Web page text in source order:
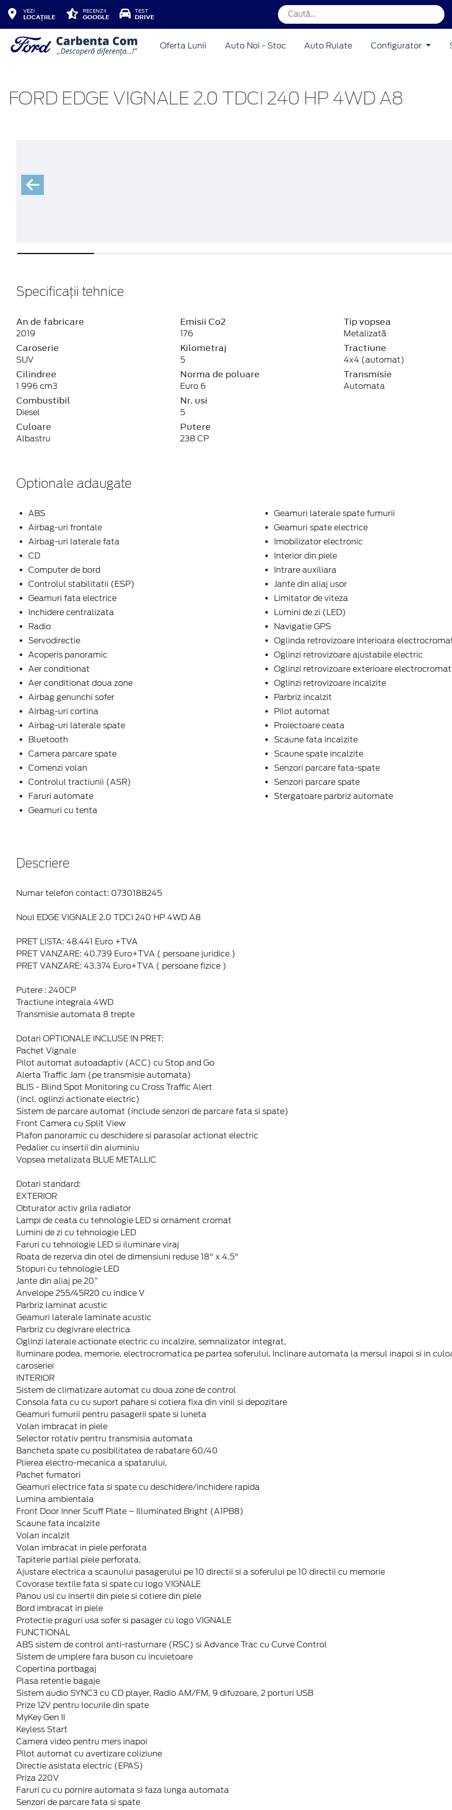
VEZI
LOCAȚIILE
RECENZII
GOOGLE
TEST
DRIVE
Oferta Lunii Auto Noi - Stoc Auto Rulate Configurator
FORD EDGE VIGNALE 2.0 TDCI 240 HP 4WD A8
Specificații tehnice
An de fabricare
2019
Caroserie
SUV
Cilindree
1 996 cm3
Combustibil
Diesel
Culoare
Albastru
Emisii Co2
176
Kilometraj
5
Norma de poluare
Euro 6
Nr. usi
5
Putere
238 CP
Tip vopsea
Metalizată
Tractiune
4x4 (automat)
Transmisie
Automata
Optionale adaugate
ABS
Airbag-uri frontale
Airbag-uri laterale fata
CD
Computer de bord
Controlul stabilitatii (ESP)
Geamuri fata electrice
Inchidere centralizata
Radio
Servodirectie
Acoperis panoramic
Aer conditionat
Aer conditionat doua zone
Airbag genunchi sofer
Airbag-uri cortina
Airbag-uri laterale spate
Bluetooth
Camera parcare spate
Comenzi volan
Controlul tractiunii (ASR)
Faruri automate
Geamuri cu tenta
Geamuri laterale spate fumurii
Geamuri spate electrice
Imobilizator electronic
Interior din piele
Intrare auxiliara
Jante din aliaj usor
Limitator de viteza
Lumini de zi (LED)
Navigatie GPS
Oglinda retrovizoare interioara
Oglinzi retrovizoare ajustabile electric
Oglinzi retrovizoare exterioare
Oglinzi retrovizoare incalzite
Parbriz incalzit
Pilot automat
Proiectoare ceata
Scaune fata incalzite
Scaune spate incalzite
Senzori parcare fata-spate
Senzori parcare spate
Stergatoare parbriz automate
Descriere
Numar telefon contact: 0730188245
Noul EDGE VIGNALE 2.0 TDCI 240 HP 4WD A8
PRET LISTA: 48.441 Euro +TVA
PRET VANZARE: 40.739 Euro+TVA ( persoane juridice )
PRET VANZARE: 43.374 Euro+TVA ( persoane fizice )
Putere : 240CP
Tractiune integrala 4WD
Transmisie automata 8 trepte
Dotari OPTIONALE INCLUSE IN PRET:
Pachet Vignale
Pilot automat autoadaptiv (ACC) cu Stop and Go
Alerta Traffic Jam (pe transmisie automata)
BLIS - Blind Spot Monitoring cu Cross Traffic Alert
(incl. oglinzi actionate electric)
Sistem de parcare automat (include senzori de parcare fata si spate)
Front Camera cu Split View
Plafon panoramic cu deschidere si parasolar actionat electric
Pedalier cu insertii din aluminiu
Vopsea metalizata BLUE METALLIC
Dotari standard:
EXTERIOR
Obturator activ grila radiator
Lampi de ceata cu tehnologie LED si ornament cromat
Lumini de zi cu tehnologie LED
Faruri cu tehnologie LED si iluminare viraj
Roata de rezerva din otel de dimensiuni reduse 18" x 4.5"
Stopuri cu tehnologie LED
Jante din aliaj pe 20”
Anvelope 255/45R20 cu indice V
Parbriz laminat acustic
Geamuri laterale laminate acustic
Parbriz cu degivrare electrica
Oglinzi laterale actionate electric cu incalzire, semnalizator integrat,
Iluminare podea, memorie, electrocromatica pe partea soferului, Inclinare automata la mersul inapoi si in
caroseriei
INTERIOR
Sistem de climatizare automat cu doua zone de control
Consola fata cu cu suport pahare si cotiera fixa din vinil si depozitare
Geamuri fumurii pentru pasagerii spate si luneta
Volan imbracat in piele
Selector rotativ pentru transmisia automata
Bancheta spate cu posibilitatea de rabatare 60/40
Plierea electro-mecanica a spatarului,
Pachet fumatori
Geamuri electrice fata si spate cu deschidere/inchidere rapida
Lumina ambientala
Front Door Inner Scuff Plate – Illuminated Bright (A1PB8)
Scaune fata incalzite
Volan incalzit
Volan imbracat in piele perforata
Tapiterie partial piele perforata,
Ajustare electrica a scaunului pasagerului pe 10 directii si a soferului pe 10 directii cu memorie
Covorase textile fata si spate cu logo VIGNALE
Panou usi cu insertii din piele si cotiere din piele
Bord imbracat in piele
Protectie praguri usa sofer si pasager cu logo VIGNALE
FUNCTIONAL
ABS sistem de control anti-rasturnare (RSC) si Advance Trac cu Curve Control
Sistem de umplere fara buson cu incuietoare
Copertina portbagaj
Plasa retentie bagaje
Sistem audio SYNC3 cu CD player, Radio AM/FM, 9 difuzoare, 2 porturi USB
Prize 12V pentru locurile din spate
MyKey Gen II
Keyless Start
Camera video pentru mers inapoi
Pilot automat cu avertizare coliziune
Directie asistata electric (EPAS)
Priza 220V
Faruri cu cu pornire automata si faza lunga automata
Senzori de parcare fata si spate